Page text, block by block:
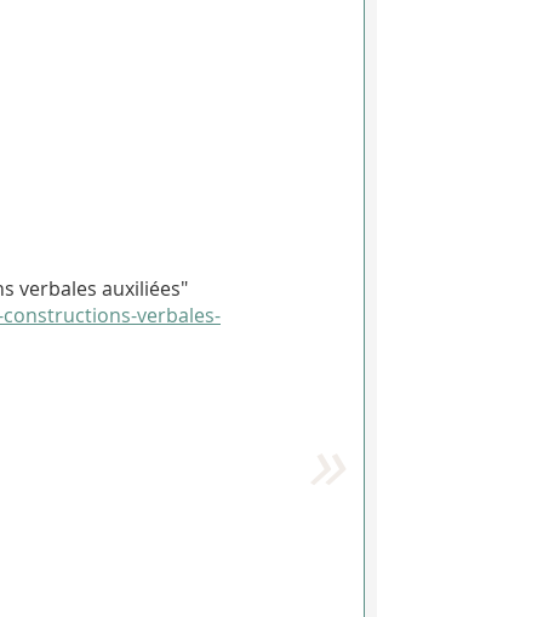
verbales auxiliées"
verbales-